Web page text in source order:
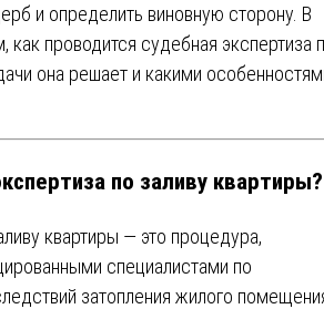
и определить виновную сторону. В
как проводится судебная экспертиза
она решает и какими
по заливу квартиры?
квартиры — это процедура,
специалистами по
затопления жилого